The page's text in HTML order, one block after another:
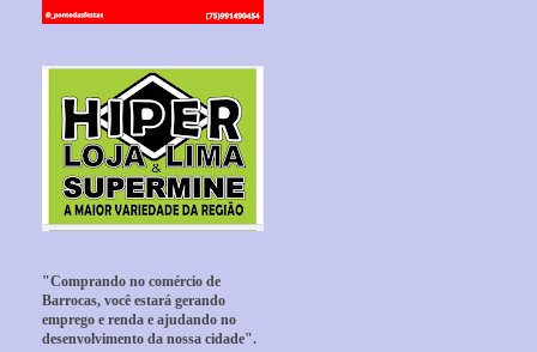
"Comprando no comércio de
Barrocas, você estará gerando
emprego e renda e ajudando no
desenvolvimento da nossa cidade".